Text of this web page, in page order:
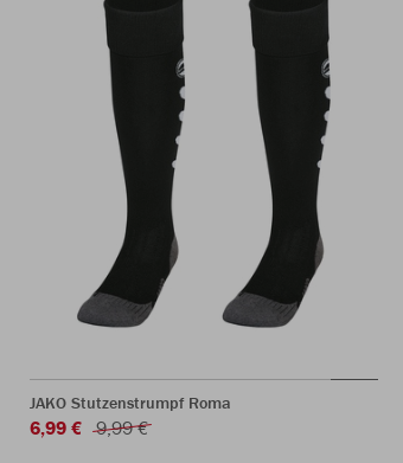
JAKO Stutzenstrumpf Roma
6,99 € 9,99 €